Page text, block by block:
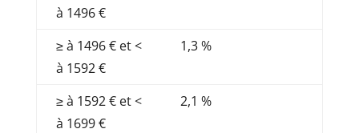
à 1496 €
≥ à 1496 € et <
à 1592 €
1,3 %
≥ à 1592 € et <
à 1699 €
2,1 %